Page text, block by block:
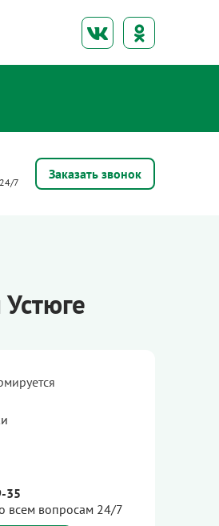
7
Заказать звонок
35
всем вопросам 24/7